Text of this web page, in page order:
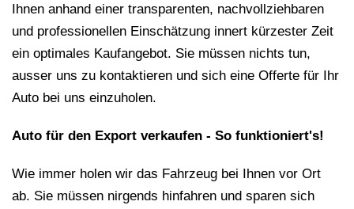
Ihnen anhand einer transparenten, nachvollziehbaren
und professionellen Einschätzung innert kürzester Zeit
ein optimales Kaufangebot. Sie müssen nichts tun,
ausser uns zu kontaktieren und sich eine Offerte für Ihr
Auto bei uns einzuholen.
Auto für den Export verkaufen - So funktioniert's!
Wie immer holen wir das Fahrzeug bei Ihnen vor Ort
ab. Sie müssen nirgends hinfahren und sparen sich